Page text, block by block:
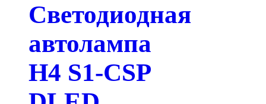
Светодиодная
автолампа
H4 S1-CSP